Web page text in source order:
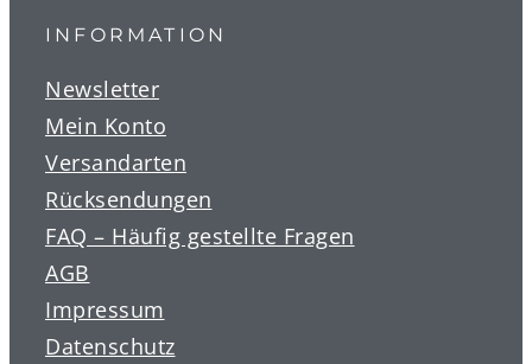
INFORMATION
Newsletter
Mein Konto
Versandarten
Rücksendungen
FAQ – Häufig gestellte Fragen
AGB
Impressum
Datenschutz